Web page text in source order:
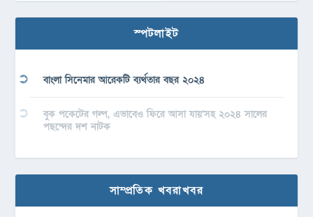
স্পটলাইট
বাংলা সিনেমার আরেকটি ব্যর্থতার বছর ২০২৪
বুক পকেটের গল্প, এভাবেও ফিরে আসা যায়’সহ ২০২৪ সালের
পছন্দের দশ নাটক
সাম্প্রতিক খবরাখবর